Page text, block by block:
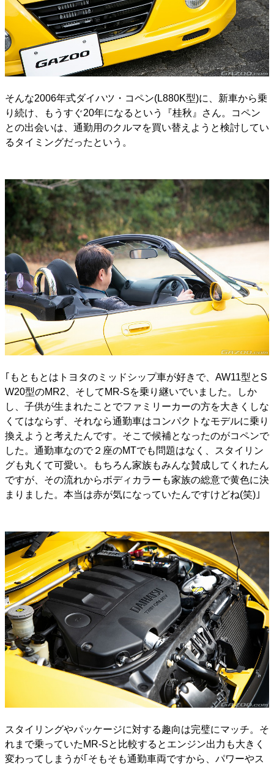
そんな2006年式ダイハツ・コペン(L880K型)に、新車から乗
り続け、もうすぐ20年になるという『桂秋』さん。コペン
との出会いは、通勤用のクルマを買い替えようと検討してい
るタイミングだったという。
｢もともとはトヨタのミッドシップ車が好きで、AW11型とS
W20型のMR2、そしてMR-Sを乗り継いでいました。しか
し、子供が生まれたことでファミリーカーの方を大きくしな
くてはならず、それなら通勤車はコンパクトなモデルに乗り
換えようと考えたんです。そこで候補となったのがコペンで
した。通勤車なので２座のMTでも問題はなく、スタイリン
グも丸くて可愛い。もちろん家族もみんな賛成してくれたん
ですが、その流れからボディカラーも家族の総意で黄色に決
まりました。本当は赤が気になっていたんですけどね(笑)｣
スタイリングやパッケージに対する趣向は完璧にマッチ。そ
れまで乗っていたMR-Sと比較するとエンジン出力も大きく
変わってしまうが｢そもそも通勤車両ですから、パワーやス